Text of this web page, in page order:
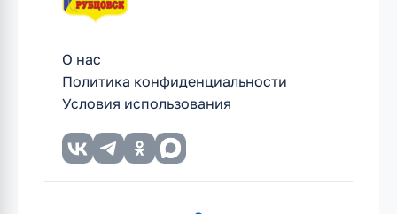
О нас
Политика конфиденциальности
Условия использования